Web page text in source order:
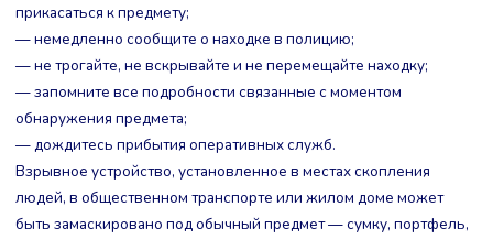
прикасаться к предмету;
— немедленно сообщите о находке в полицию;
— не трогайте, не вскрывайте и не перемещайте находку;
— запомните все подробности связанные с моментом
обнаружения предмета;
— дождитесь прибытия оперативных служб.
Взрывное устройство, установленное в местах скопления
людей, в общественном транспорте или жилом доме может
быть замаскировано под обычный предмет — сумку, портфель,